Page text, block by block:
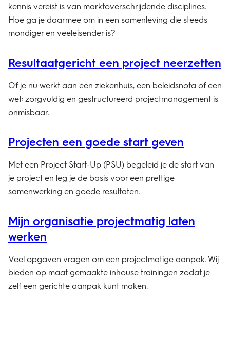
kennis vereist is van marktoverschrijdende disciplines.
Hoe ga je daarmee om in een samenleving die steeds
mondiger en veeleisender is?
Resultaatgericht een project neerzetten
Of je nu werkt aan een ziekenhuis, een beleidsnota of een
wet: zorgvuldig en gestructureerd projectmanagement is
onmisbaar.
Projecten een goede start geven
Met een Project Start-Up (PSU) begeleid je de start van
je project en leg je de basis voor een prettige
samenwerking en goede resultaten.
Mijn organisatie projectmatig laten
werken
Veel opgaven vragen om een projectmatige aanpak. Wij
bieden op maat gemaakte inhouse trainingen zodat je
zelf een gerichte aanpak kunt maken.